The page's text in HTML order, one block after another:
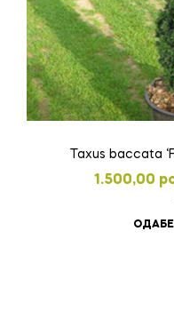
Taxus baccata
1.500,00